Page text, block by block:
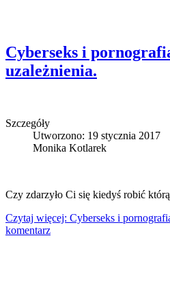
Cyberseks i
uzależnienia.
Szczegóły
Utworzono: 19 stycznia 2017
Monika Kotlarek
Czy zdarzyło Ci się kiedyś robić
Czytaj więcej: Cyberseks i
komentarz